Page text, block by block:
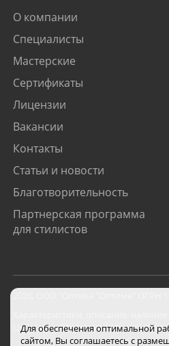
О компании
Специалисты
Мастерские
Сертификаты
Лицензии
Вакансии
Контакты
Статьи и новости
Благотворительность
Партнерская программа
для стилистов
Характеристики, описание,
Цены на сайте могут отличаться
Для обеспечения оптимальной
сайтом, Вы соглашаетесь с